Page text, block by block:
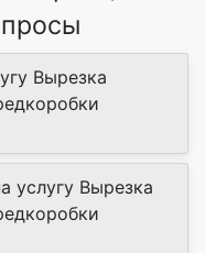
Вырезка
услугу Вырезка